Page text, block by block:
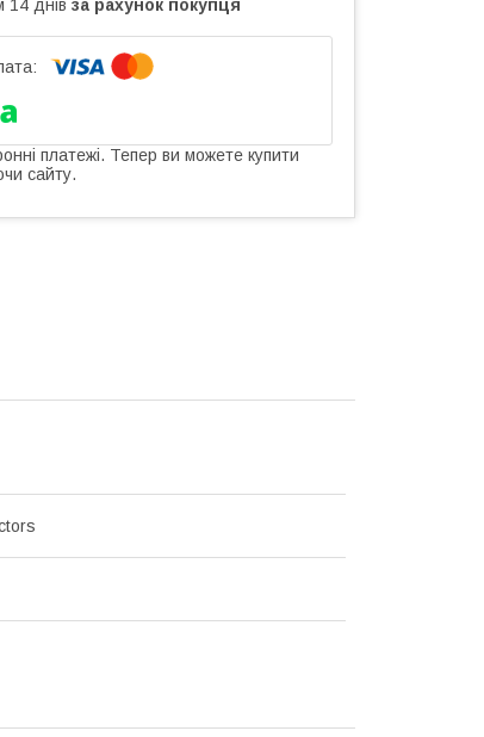
14 днів за рахунок покупця
платежі. Тепер ви можете купити
сайту.